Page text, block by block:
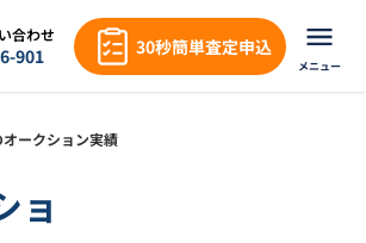
合わせ
901 30秒簡単査定申込
メニュー
ークション実績
ョ